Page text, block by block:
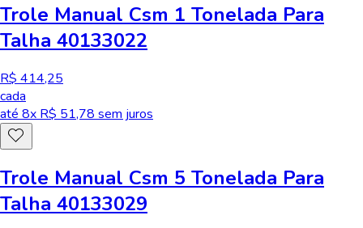
Trole Manual Csm 1 Tonelada Para
Talha 40133022
R$ 414,25
cada
até 8x R$ 51,78 sem juros
Trole Manual Csm 5 Tonelada Para
Talha 40133029